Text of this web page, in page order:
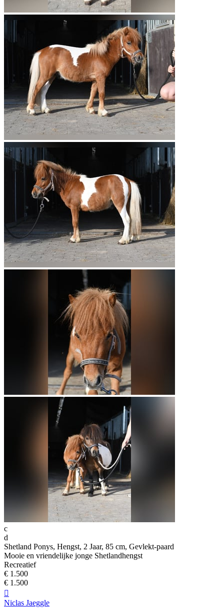
c
d
Shetland Ponys, Hengst, 2 Jaar, 85 cm, Gevlekt-paard
Mooie en vriendelijke jonge Shetlandhengst
Recreatief
€ 1.500
€ 1.500

Niclas Jaeggle